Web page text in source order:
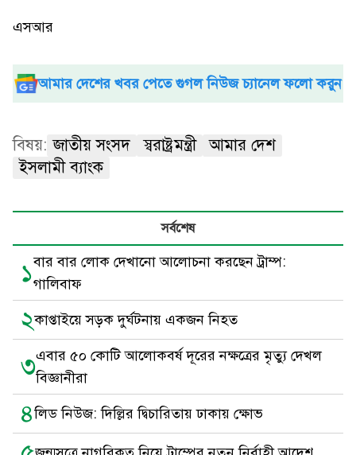
এসআর
আমার দেশের খবর পেতে গুগল নিউজ চ্যানেল ফলো করুন
বিষয়: জাতীয় সংসদ স্বরাষ্ট্রমন্ত্রী
আমার দেশ
ইসলামী ব্যাংক
সর্বশেষ
১বার বার লোক দেখানো আলোচনা করছেন ট্রাম্প:
গালিবাফ
২কাপ্তাইয়ে সড়ক দুর্ঘটনায় একজন নিহত
৩এবার ৫০ কোটি আলোকবর্ষ দূরের নক্ষত্রের মৃত্যু দেখল
বিজ্ঞানীরা
৪লিড নিউজ: দিল্লির দ্বিচারিতায় ঢাকায় ক্ষোভ